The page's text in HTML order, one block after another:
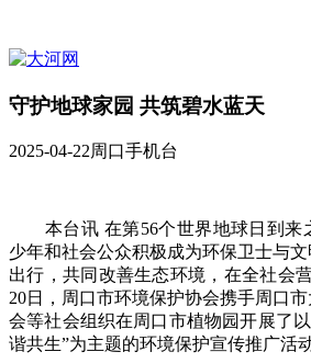
守护地球家园 共筑碧水蓝天
2025-04-22周口手机台
本台讯 在第56个世界地球日到来
少年和社会公众积极成为环保卫士与
出行，共同改善生态环境，在全社会
20日，周口市环境保护协会携手周口
会等社会组织在周口市植物园开展了
谐共生”为主题的环境保护宣传推广活动